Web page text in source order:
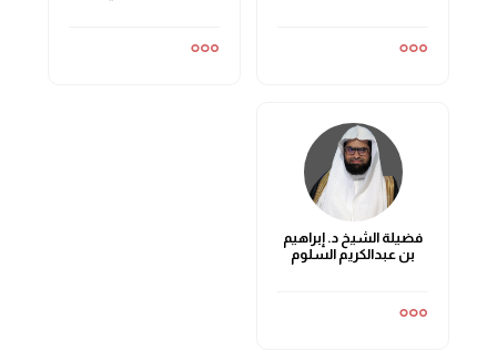
فضيلة الشيخ د. إبراهيم
بن عبدالكريم السلوم